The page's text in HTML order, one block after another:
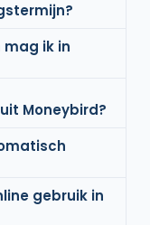
mag ik in
Moneybird?
gebruik in